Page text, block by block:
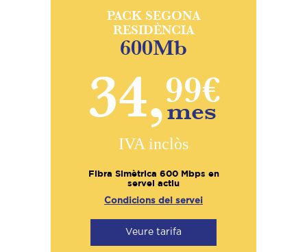
PACK SEGONA
RESIDÈNCIA
600Mb
34,99€
mes
IVA inclòs
Fibra Simètrica 600 Mbps en
servei actiu
Condicions del servei
Veure tarifa